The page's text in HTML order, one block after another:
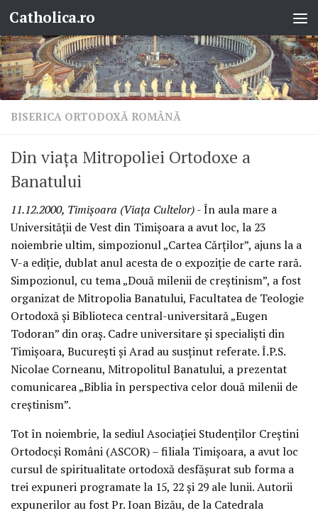
Skip to content
Catholica.ro
BISERICA ORTODOXĂ ROMÂNĂ
Din viaţa Mitropoliei Ortodoxe a
Banatului
11.12.2000, Timişoara (Viaţa Cultelor)- În aula mare a
Universităţii de Vest din Timişoara a avut loc, la 23
noiembrie ultim, simpozionul „Cartea Cărţilor”, ajuns la a
V-a ediţie, dublat anul acesta de o expoziţie de carte rară.
Simpozionul, cu tema „Două milenii de creştinism”, a fost
organizat de Mitropolia Banatului, Facultatea de Teologie
Ortodoxă şi Biblioteca central-universitară „Eugen
Todoran” din oraş. Cadre universitare şi specialişti din
Timişoara, Bucureşti şi Arad au susţinut referate. Î.P.S.
Nicolae Corneanu, Mitropolitul Banatului, a prezentat
comunicarea „Biblia în perspectiva celor două milenii de
creştinism”.
Tot în noiembrie, la sediul Asociaţiei Studenţilor Creştini
Ortodocşi Români (ASCOR) – filiala Timişoara, a avut loc
cursul de spiritualitate ortodoxă desfăşurat sub forma a
trei expuneri programate la 15, 22 şi 29 ale lunii. Autorii
expunerilor au fost Pr. Ioan Bizău, de la Catedrala